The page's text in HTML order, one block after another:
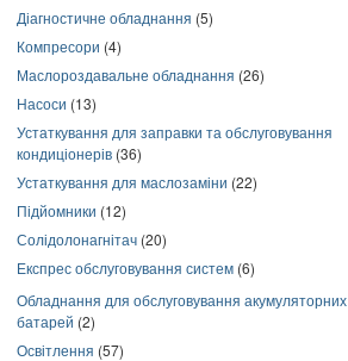
Діагностичне обладнання (5)
Компресори (4)
Маслороздавальне обладнання (26)
Насоси (13)
Устаткування для заправки та обслуговування
кондиціонерів (36)
Устаткування для маслозаміни (22)
Підйомники (12)
Солідолонагнітач (20)
Експрес обслуговування систем (6)
Обладнання для обслуговування акумуляторних
батарей (2)
Освітлення (57)